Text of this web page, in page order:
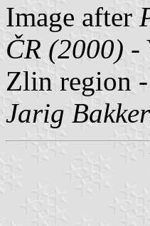
Image after
ČR (2000) -
Zlin region
Jarig Bakker